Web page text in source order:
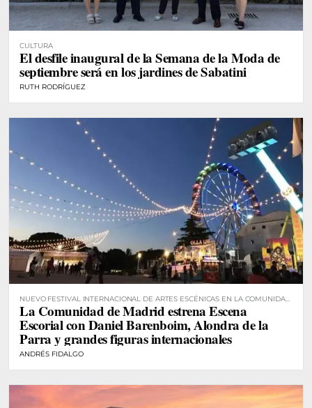
CULTURA
El desfile inaugural de la Semana de la Moda de
septiembre será en los jardines de Sabatini
RUTH RODRÍGUEZ
NUEVO FESTIVAL INTERNACIONAL DE ARTES ESCÉNICAS EN LA COMUNIDAD
DE MADRID
La Comunidad de Madrid estrena Escena
Escorial con Daniel Barenboim, Alondra de la
Parra y grandes figuras internacionales
ANDRÉS FIDALGO